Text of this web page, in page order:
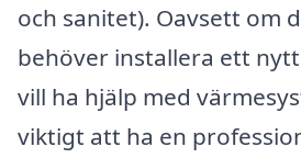
och sanitet). Oavsett om
behöver installera ett
vill ha hjälp med
viktigt att ha en